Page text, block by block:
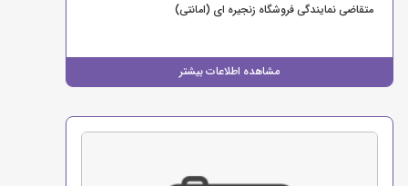
مشاهده اطلاعات بیشتر
متقاضی نمایندگی فروشگاه زنجیره ای (امانتی)